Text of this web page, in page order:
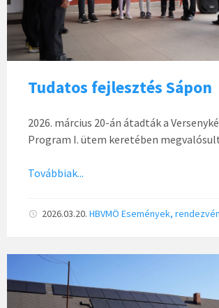
Tudatos fejlesztés Sápon
2026. március 20-án átadták a
Program I. ütem keretében
Továbbiak...
2026.03.20. HBVMÖ Események,